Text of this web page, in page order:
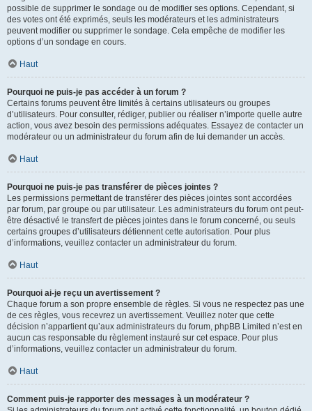
possible de supprimer le sondage ou de modifier ses options. Cependant, si
des votes ont été exprimés, seuls les modérateurs et les administrateurs
peuvent modifier ou supprimer le sondage. Cela empêche de modifier les
options d’un sondage en cours.
Haut
Pourquoi ne puis-je pas accéder à un forum ?
Certains forums peuvent être limités à certains utilisateurs ou groupes
d’utilisateurs. Pour consulter, rédiger, publier ou réaliser n’importe quelle autre
action, vous avez besoin des permissions adéquates. Essayez de contacter un
modérateur ou un administrateur du forum afin de lui demander un accès.
Haut
Pourquoi ne puis-je pas transférer de pièces jointes ?
Les permissions permettant de transférer des pièces jointes sont accordées
par forum, par groupe ou par utilisateur. Les administrateurs du forum ont peut-
être désactivé le transfert de pièces jointes dans le forum concerné, ou seuls
certains groupes d’utilisateurs détiennent cette autorisation. Pour plus
d’informations, veuillez contacter un administrateur du forum.
Haut
Pourquoi ai-je reçu un avertissement ?
Chaque forum a son propre ensemble de règles. Si vous ne respectez pas une
de ces règles, vous recevrez un avertissement. Veuillez noter que cette
décision n’appartient qu’aux administrateurs du forum, phpBB Limited n’est en
aucun cas responsable du règlement instauré sur cet espace. Pour plus
d’informations, veuillez contacter un administrateur du forum.
Haut
Comment puis-je rapporter des messages à un modérateur ?